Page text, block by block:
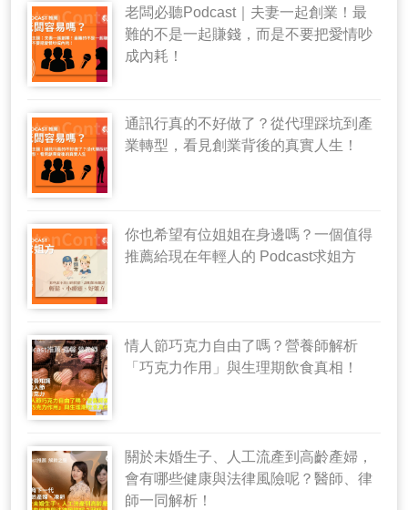
老闆必聽Podcast｜夫妻一起創業！最
難的不是一起賺錢，而是不要把愛情吵
成內耗！
通訊行真的不好做了？從代理踩坑到產
業轉型，看見創業背後的真實人生！
你也希望有位姐姐在身邊嗎？一個值得
推薦給現在年輕人的 Podcast求姐方
情人節巧克力自由了嗎？營養師解析
「巧克力作用」與生理期飲食真相！
關於未婚生子、人工流產到高齡產婦，
會有哪些健康與法律風險呢？醫師、律
師一同解析！